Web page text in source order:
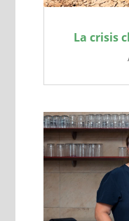
La crisis